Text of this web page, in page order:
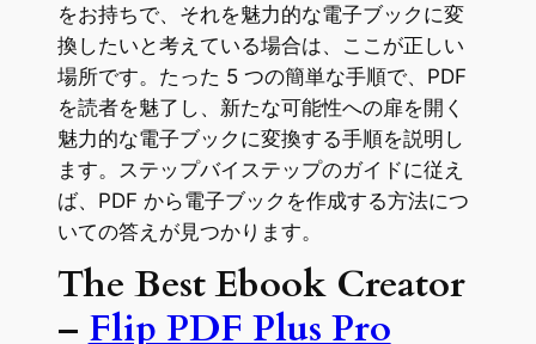
をお持ちで、それを魅力的な電子ブックに変
換したいと考えている場合は、ここが正しい
場所です。たった 5 つの簡単な手順で、PDF
を読者を魅了し、新たな可能性への扉を開く
魅力的な電子ブックに変換する手順を説明し
ます。ステップバイステップのガイドに従え
ば、PDF から電子ブックを作成する方法につ
いての答えが見つかります。
The Best Ebook Creator
– Flip PDF Plus Pro